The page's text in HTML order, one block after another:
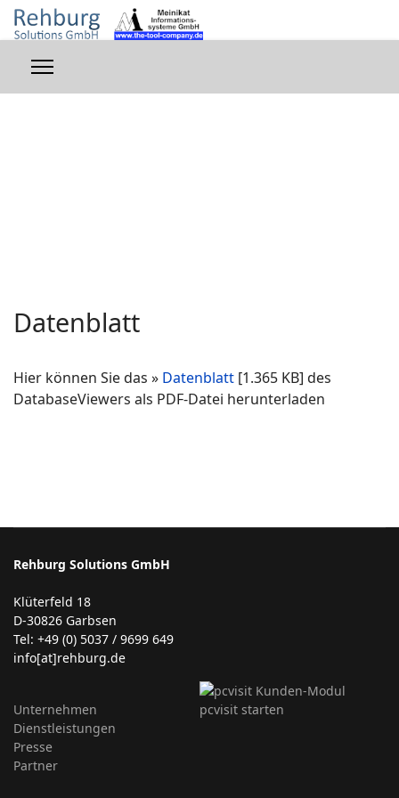
Datenblatt
Hier können Sie das » Datenblatt [1.365 KB] des
DatabaseViewers als PDF-Datei herunterladen
Rehburg Solutions GmbH
Klüterfeld 18
D-30826 Garbsen
Tel: +49 (0) 5037 / 9699 649
info[at]rehburg.de
Unternehmen
Dienstleistungen
Presse
Partner